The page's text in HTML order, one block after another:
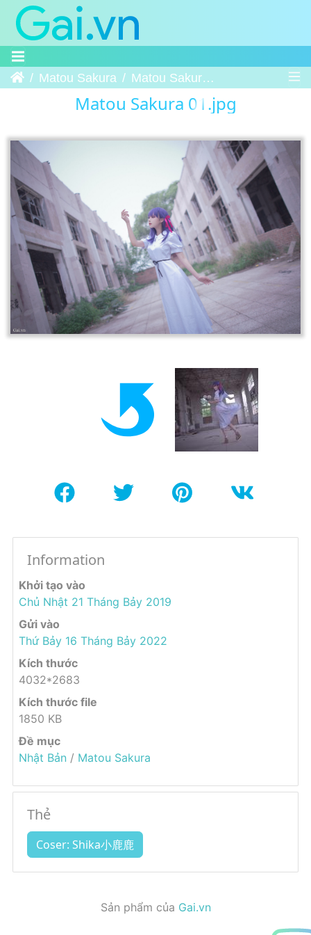
Trang chủMatou Sakura Matou Sakura 01
Matou Sakura 01.jpg
Information
Khởi tạo vào
Chủ Nhật 21 Tháng Bảy 2019
Gửi vào
Thứ Bảy 16 Tháng Bảy 2022
Kích thước
4032*2683
Kích thước file
1850 KB
Đề mục
Nhật Bản / Matou Sakura
Thẻ
Coser: Shika小鹿鹿
Sản phẩm của Gai.vn